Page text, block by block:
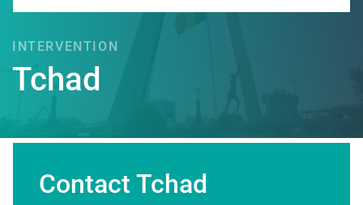
Électricité et
INTERVENTION
Tchad
Page en construction ...
Contact Tchad